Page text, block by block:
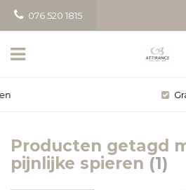
076 520 1815
Gratis bezorging
Producten getagd
pijnlijke spieren (1)